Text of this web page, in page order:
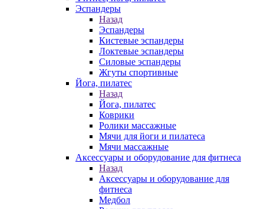
Эспандеры
Назад
Эспандеры
Кистевые эспандеры
Локтевые эспандеры
Силовые эспандеры
Жгуты спортивные
Йога, пилатес
Назад
Йога, пилатес
Коврики
Ролики массажные
Мячи для йоги и пилатеса
Мячи массажные
Аксессуары и оборудование для фитнеса
Назад
Аксессуары и оборудование для
фитнеса
Медбол